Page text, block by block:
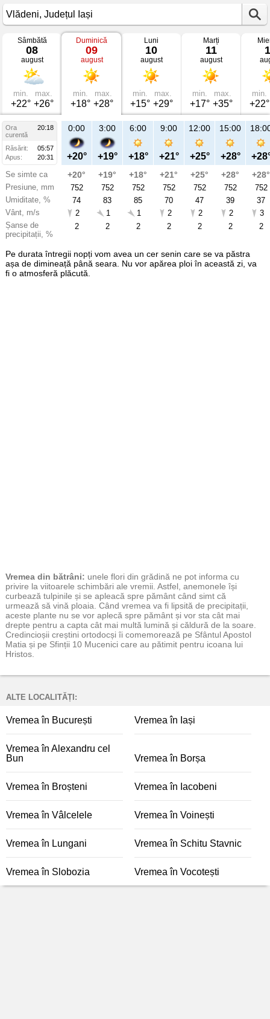
Vremea
Vlădeni
mâine
Județul
Iași
Sâmbătă
08
august
min.
+22°
max.
+26°
Duminică
09
august
min.
+18°
max.
+28°
Luni
10
august
min.
+15°
max.
+29°
Marți
11
august
min.
+17°
max.
+35°
min.
+22°
Ora
20:18
curentă
Răsărit:
05:57
Apus:
20:31
Se simte ca
Presiune, mm
Umiditate, %
Vânt, m/s
Șanse de
precipitații, %
23:00
+24°
+24°
750
75
2
2
Du
aug
0:00
+20°
+20°
752
74
2
2
3:00
+19°
+19°
752
83
1
2
6:00
+18°
+18°
752
85
1
2
9:00
+21°
+21°
752
70
2
2
12:00
+25°
+25°
752
47
2
2
15:00
+28°
+28°
752
39
2
2
+28°
752
37
3
2
Pe durata întregii nopți vom avea un cer senin care se va păstra
așa de dimineață până seara. Nu vor apărea ploi în această zi, va
fi o atmosferă plăcută.
Vremea din bătrâni: unele flori din grădină ne pot informa cu
privire la viitoarele schimbări ale vremii. Astfel, anemonele își
curbează tulpinile și se apleacă spre pământ când simt că
urmează să vină ploaia. Când vremea va fi lipsită de precipitații,
aceste plante nu se vor aplecă spre pământ și vor sta cât mai
drepte pentru a capta cât mai multă lumină și căldură de la soare.
Credincioșii creștini ortodocși îi comemorează pe Sfântul Apostol
Matia și pe Sfinții 10 Mucenici care au pătimit pentru icoana lui
Hristos.
ALTE LOCALITĂȚI:
Vremea în București Vremea în Iași
Vremea în Alexandru cel
Bun
Vremea în Borșa
Vremea în Broșteni Vremea în Iacobeni
Vremea în Vâlcelele Vremea în Voinești
Vremea în Lungani Vremea în Schitu Stavnic
Vremea în Slobozia Vremea în Vocotești